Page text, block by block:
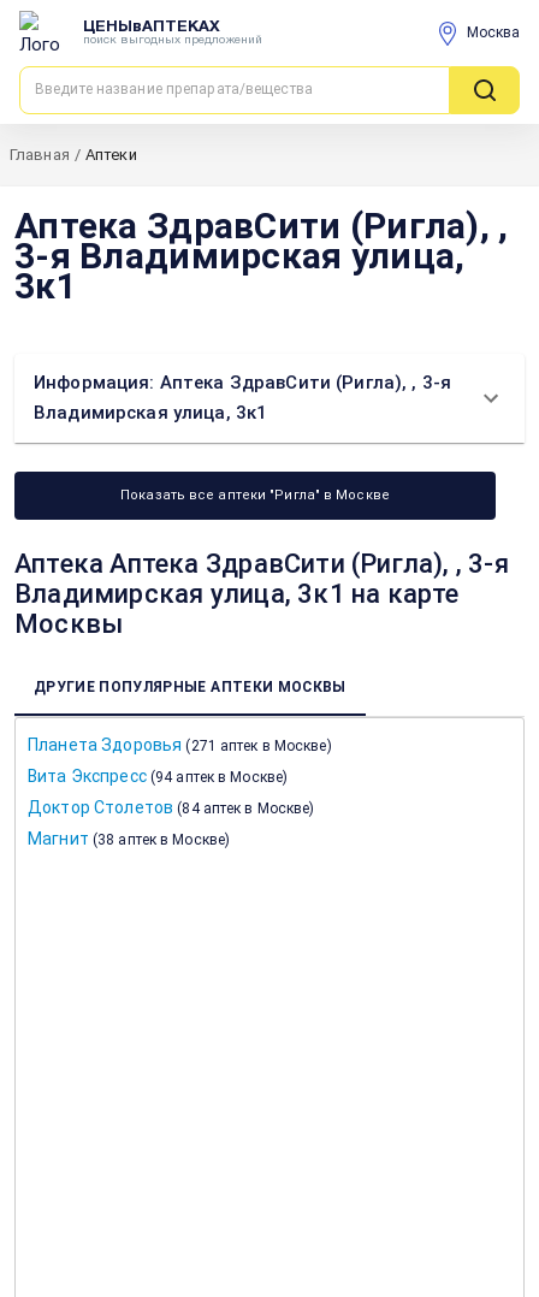
ЦЕНЫвАПТЕКАХ
поиск выгодных предложений Москва
Главная / Аптеки
Аптека ЗдравСити (Ригла), ,
3-я Владимирская улица,
3к1
Информация: Аптека ЗдравСити (Ригла), , 3-я
Владимирская улица, 3к1
Показать все аптеки "Ригла" в Москве
Аптека Аптека ЗдравСити (Ригла), , 3-я
Владимирская улица, 3к1 на карте
Москвы
ДРУГИЕ ПОПУЛЯРНЫЕ АПТЕКИ МОСКВЫ
Планета Здоровья (271 аптек в Москве)
Вита Экспресс (94 аптек в Москве)
Доктор Столетов (84 аптек в Москве)
Магнит (38 аптек в Москве)